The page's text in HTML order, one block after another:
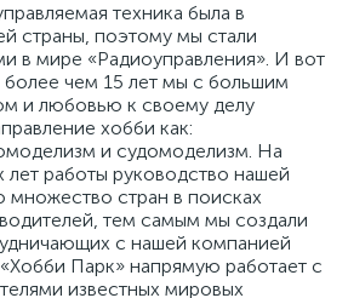
техника была в
страны, поэтому мы стали
в мире «Радиоуправления». И вот
чем 15 лет мы с большим
и любовью к своему делу
хобби как:
и судомоделизм. На
работы руководство нашей
множество стран в поисках
тем самым мы создали
с нашей компанией
Парк» напрямую работает с
известных мировых